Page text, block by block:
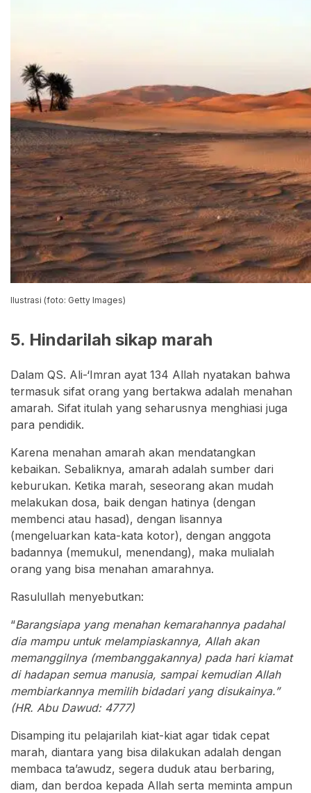
Ilustrasi (foto: Getty Images)
5. Hindarilah sikap marah
Dalam QS. Ali-‘Imran ayat 134 Allah nyatakan bahwa
termasuk sifat orang yang bertakwa adalah menahan
amarah. Sifat itulah yang seharusnya menghiasi juga
para pendidik.
Karena menahan amarah akan mendatangkan
kebaikan. Sebaliknya, amarah adalah sumber dari
keburukan. Ketika marah, seseorang akan mudah
melakukan dosa, baik dengan hatinya (dengan
membenci atau hasad), dengan lisannya
(mengeluarkan kata-kata kotor), dengan anggota
badannya (memukul, menendang), maka mulialah
orang yang bisa menahan amarahnya.
Rasulullah menyebutkan:
“Barangsiapa yang menahan kemarahannya padahal
dia mampu untuk melampiaskannya, Allah akan
memanggilnya (membanggakannya) pada hari kiamat
di hadapan semua manusia, sampai kemudian Allah
membiarkannya memilih bidadari yang disukainya.”
(HR. Abu Dawud: 4777)
Disamping itu pelajarilah kiat-kiat agar tidak cepat
marah, diantara yang bisa dilakukan adalah dengan
membaca ta’awudz, segera duduk atau berbaring,
diam, dan berdoa kepada Allah serta meminta ampun